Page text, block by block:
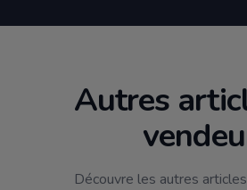
Autres
Découvre les autres